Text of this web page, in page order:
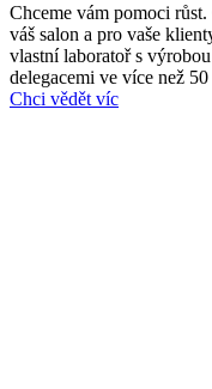
Chceme vám pomoci
váš salon a pro vaše
vlastní laboratoř s
delegacemi ve více než
Chci vědět víc